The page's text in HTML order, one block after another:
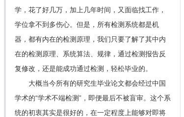
学，花了好几万，加上几年时间，又面临找工作，
学位拿不到多伤心。但是，所有检测系统都是机
器，都有内在的检测原理，我们只要了解了其中内
在的检测原理、系统算法、规律，通过检测报告反
复修改，还是能成功通过检测，轻松毕业的。
大概当今所有的研究生毕业论文都会经过中国
学术的“学术不端检测”，即便最后不被盲审。这个系
统的初衷其实是很好的，在一定程度上能够对即将